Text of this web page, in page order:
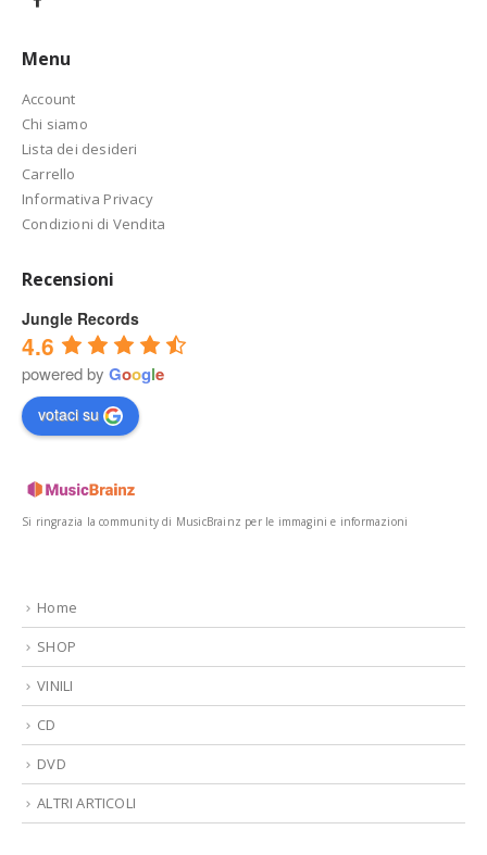
Menu
Account
Chi siamo
Lista dei desideri
Carrello
Informativa Privacy
Condizioni di Vendita
Recensioni
Jungle Records
4.6
powered by Google
votaci su
Si ringrazia la community di MusicBrainz per le immagini e informazioni
Home
SHOP
VINILI
CD
DVD
ALTRI ARTICOLI